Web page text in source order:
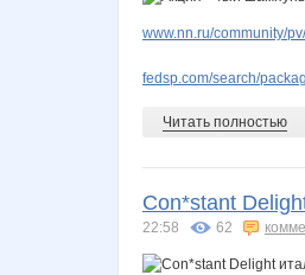
www.nn.ru/community/
fedsp.com/search/
Читать полностью
Con*stant
22:58 62